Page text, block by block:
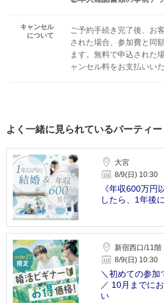
キャンセル
について
ご予約手続き完了後、お
された場合、参加費と同
ます。無料で申込された
ャンセル料をお支払いい
よく一緒に見られているパーティー
大宮
8/9(日) 10:30
《年収600万円
したら、1年後
新宿西口/11階
8/9(日) 10:30
＼初めての参加
／ 10月までに
い